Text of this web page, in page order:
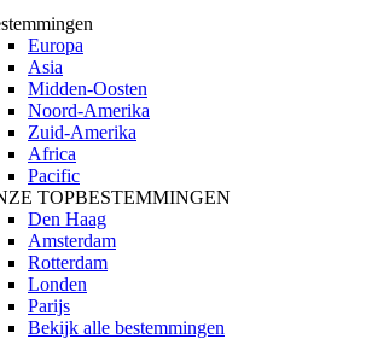
Europa
Asia
Midden-Oosten
Noord-Amerika
Zuid-Amerika
Africa
Pacific
TOPBESTEMMINGEN
Den Haag
Amsterdam
Rotterdam
Londen
Parijs
Bekijk alle bestemmingen